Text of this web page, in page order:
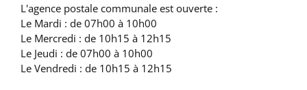
L'agence postale communale est ouverte :
Le Mardi : de 07h00 à 10h00
Le Mercredi : de 10h15 à 12h15
Le Jeudi : de 07h00 à 10h00
Le Vendredi : de 10h15 à 12h15